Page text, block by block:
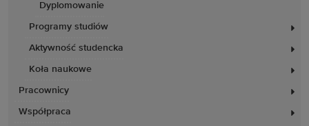
Dyplomowanie
Programy studiów
Aktywność studencka
Koła naukowe
Pracownicy
Współpraca